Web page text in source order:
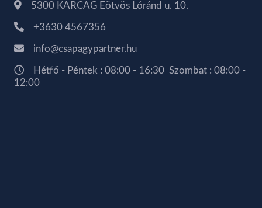
5300 KARCAG Eötvös Lóránd u. 10.
+3630 4567356
info@csapagypartner.hu
Hétfő - Péntek : 08:00 - 16:30 Szombat : 08:00 -
12:00